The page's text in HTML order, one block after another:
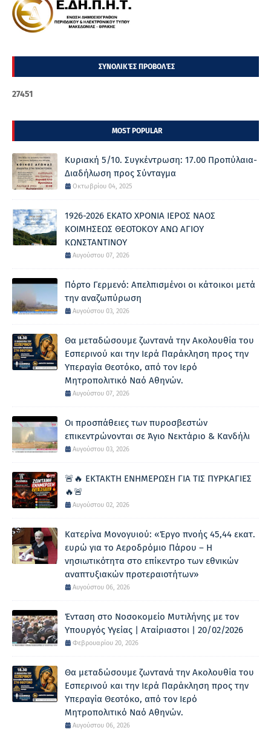
ΣΥΝΟΛΙΚΈΣ ΠΡΟΒΟΛΈΣ
27451
MOST POPULAR
Κυριακή 5/10. Συγκέντρωση: 17.00 Προπύλαια-
Διαδήλωση προς Σύνταγμα
Οκτωβρίου 04, 2025
1926-2026 ΕΚΑΤΟ ΧΡΟΝΙΑ ΙΕΡΟΣ ΝΑΟΣ
ΚΟΙΜΗΣΕΩΣ ΘΕΟΤΟΚΟΥ ΑΝΩ ΑΓΙΟΥ
ΚΩΝΣΤΑΝΤΙΝΟΥ
Αυγούστου 07, 2026
Πόρτο Γερμενό: Απελπισμένοι οι κάτοικοι μετά
την αναζωπύρωση
Αυγούστου 03, 2026
Θα μεταδώσουμε ζωντανά την Ακολουθία του
Εσπερινού και την Ιερά Παράκληση προς την
Υπεραγία Θεοτόκο, από τον Ιερό
Μητροπολιτικό Ναό Αθηνών.
Αυγούστου 07, 2026
Οι προσπάθειες των πυροσβεστών
επικεντρώνονται σε Άγιο Νεκτάριο & Κανδήλι
Αυγούστου 03, 2026
🚨🔥 ΕΚΤΑΚΤΗ ΕΝΗΜΕΡΩΣΗ ΓΙΑ ΤΙΣ ΠΥΡΚΑΓΙΕΣ
🔥🚨
Αυγούστου 02, 2026
Κατερίνα Μονογυιού: «Έργο πνοής 45,44 εκατ.
ευρώ για το Αεροδρόμιο Πάρου – Η
νησιωτικότητα στο επίκεντρο των εθνικών
αναπτυξιακών προτεραιοτήτων»
Αυγούστου 06, 2026
Ένταση στο Νοσοκομείο Μυτιλήνης με τον
Υπουργός Υγείας | Αταίριαστοι | 20/02/2026
Φεβρουαρίου 20, 2026
Θα μεταδώσουμε ζωντανά την Ακολουθία του
Εσπερινού και την Ιερά Παράκληση προς την
Υπεραγία Θεοτόκο, από τον Ιερό
Μητροπολιτικό Ναό Αθηνών.
Αυγούστου 06, 2026